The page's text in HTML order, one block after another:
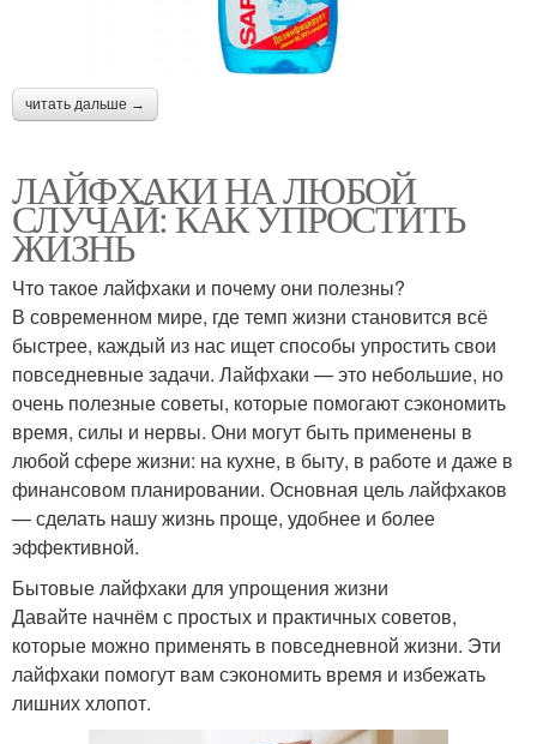
читать дальше →
ЛАЙФХАКИ НА ЛЮБОЙ
СЛУЧАЙ: КАК УПРОСТИТЬ
ЖИЗНЬ
Что такое лайфхаки и почему они полезны?
В современном мире, где темп жизни становится всё
быстрее, каждый из нас ищет способы упростить свои
повседневные задачи. Лайфхаки — это небольшие, но
очень полезные советы, которые помогают сэкономить
время, силы и нервы. Они могут быть применены в
любой сфере жизни: на кухне, в быту, в работе и даже в
финансовом планировании. Основная цель лайфхаков
— сделать нашу жизнь проще, удобнее и более
эффективной.
Бытовые лайфхаки для упрощения жизни
Давайте начнём с простых и практичных советов,
которые можно применять в повседневной жизни. Эти
лайфхаки помогут вам сэкономить время и избежать
лишних хлопот.